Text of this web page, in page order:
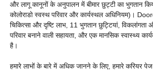
और लागू कानूनों के अनुपालन में बीमार छुट्टी का भुगतान
कोलोराडो स्वस्थ परिवार और कार्यस्थल अधिनियम)।
चिकित्सा और दृष्टि लाभ, 11 भुगतान छुट्टियां, विकलांगता
परिवार बनाने वाली सहायता, और एक मानसिक स्वास्थ्य
है।
हमारे लाभों के बारे में अधिक जानने के लिए, हमारे करियर